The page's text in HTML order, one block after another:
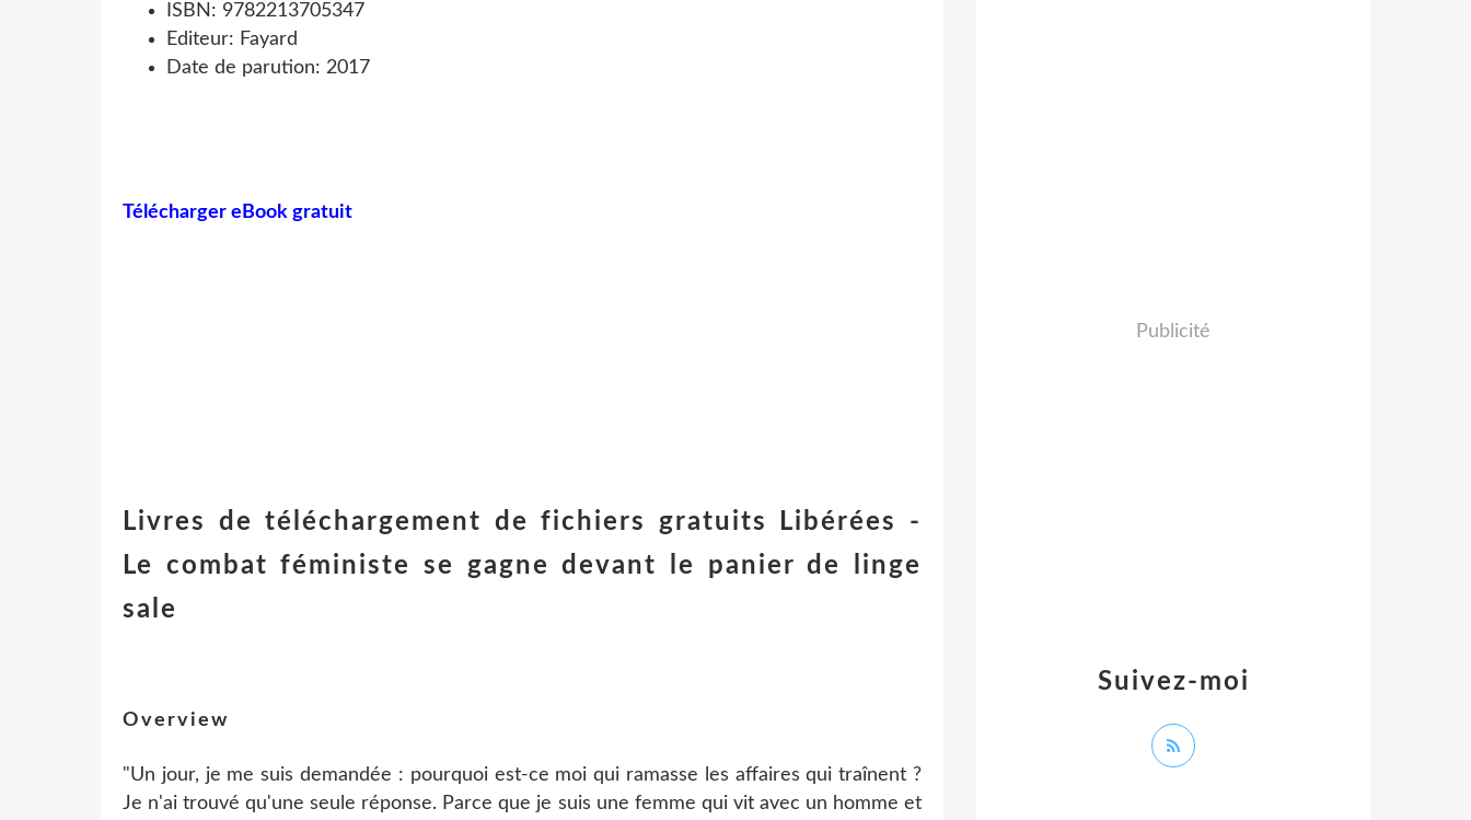
ISBN: 9782213705347
Editeur: Fayard
Date de parution: 2017
Télécharger eBook gratuit
Livres de téléchargement de fichiers gratuits Libérées -
Le combat féministe se gagne devant le panier de linge
sale
Overview
"Un jour, je me suis demandée : pourquoi est-ce moi qui ramasse les affaires qui traînent ?
Je n'ai trouvé qu'une seule réponse. Parce que je suis une femme qui vit avec un homme et
Suivez-moi
Publicité